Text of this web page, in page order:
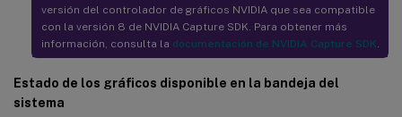
versión del controlador de gráficos NVIDIA que sea compatible
con la versión 8 de NVIDIA Capture SDK. Para obtener más
información, consulta la documentación de NVIDIA Capture SDK
Estado de los gráficos disponible en la bandeja del
sistema
Compatibilidad con la autenticación Fast Identity Online (FIDO2)
(versión preliminar)
Compatibilidad con la compresión sin pérdidas H.264 para HDX
3D PRO
Compatibilidad ampliada con comodines para especificar URL